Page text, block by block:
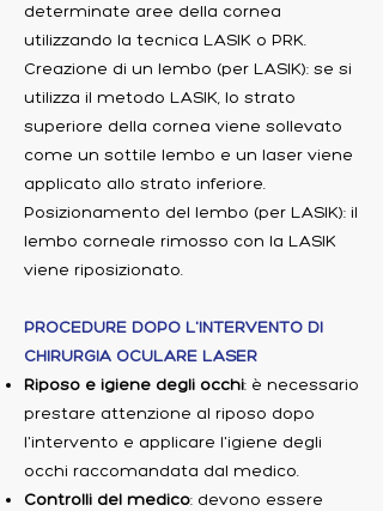
determinate aree della cornea
utilizzando la tecnica LASIK o PRK.
Creazione di un lembo (per LASIK): se si
utilizza il metodo LASIK, lo strato
superiore della cornea viene sollevato
come un sottile lembo e un laser viene
applicato allo strato inferiore.
Posizionamento del lembo (per LASIK): il
lembo corneale rimosso con la LASIK
viene riposizionato.
PROCEDURE DOPO L'INTERVENTO DI
CHIRURGIA OCULARE LASER
Riposo e igiene degli occhi: è necessario
prestare attenzione al riposo dopo
l'intervento e applicare l'igiene degli
occhi raccomandata dal medico.
Controlli del medico: devono essere